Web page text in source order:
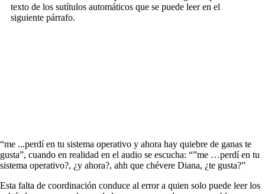
“me ...perdí en tu sistema operativo y ahora hay quiebre de ganas te
gusta”, cuando en realidad en el audio se escucha: “”me …perdí en tu
sistema operativo?, ¿y ahora?, ahh que chévere Diana, ¿te gusta?”
Esta falta de coordinación conduce al error a quien solo puede leer los